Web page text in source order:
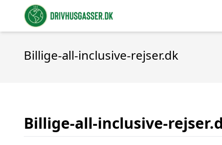
Billige-all-inclusive-rejser.dk
Billige-all-inclusive-